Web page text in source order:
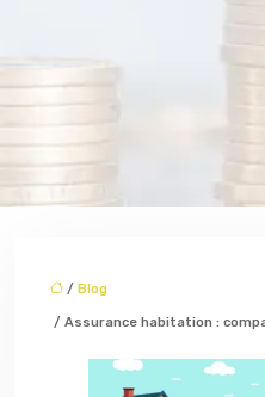
/ Blog
/ Assurance habitation :